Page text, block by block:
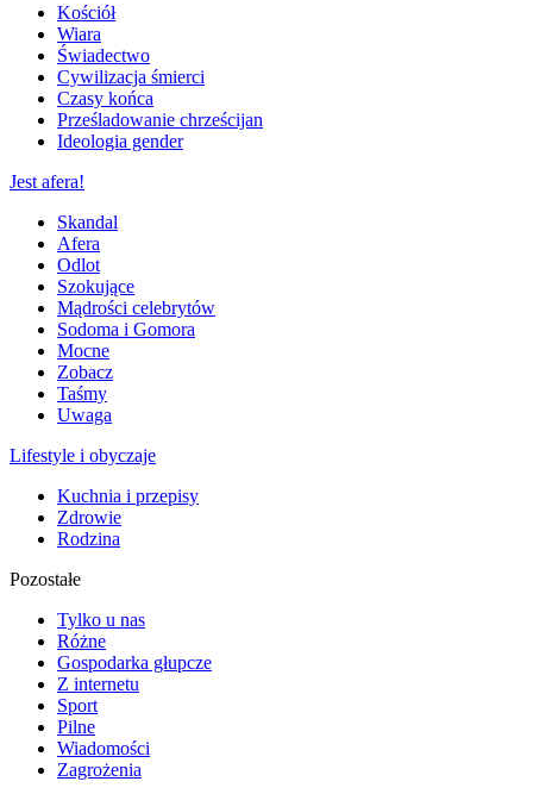
Kościół
Wiara
Świadectwo
Cywilizacja śmierci
Czasy końca
Prześladowanie chrześcijan
Ideologia gender
Jest afera!
Skandal
Afera
Odlot
Szokujące
Mądrości celebrytów
Sodoma i Gomora
Mocne
Zobacz
Taśmy
Uwaga
Lifestyle i obyczaje
Kuchnia i przepisy
Zdrowie
Rodzina
Pozostałe
Tylko u nas
Różne
Gospodarka głupcze
Z internetu
Sport
Pilne
Wiadomości
Zagrożenia